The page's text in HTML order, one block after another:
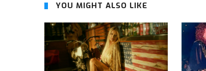
YOU MIGHT ALSO LIKE